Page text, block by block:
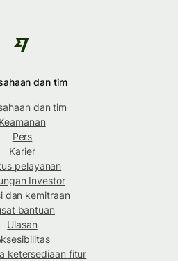
dan tim
dan tim
Keamanan
Pers
Karier
pelayanan
Investor
dan kemitraan
bantuan
Ulasan
ketersediaan fitur